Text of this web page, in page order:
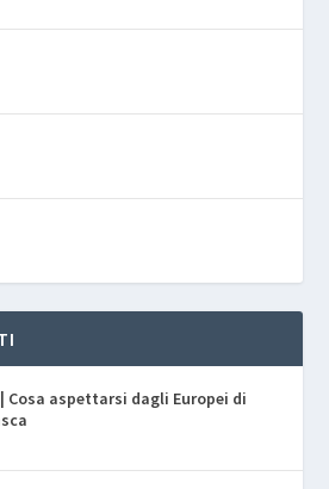
Cosa aspettarsi dagli Europei di